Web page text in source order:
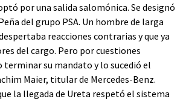
por una salida salomónica. Se designó
del grupo PSA. Un hombre de larga
reacciones contrarias y que ya
del cargo. Pero por cuestiones
terminar su mandato y lo sucedió el
Maier, titular de Mercedes-Benz.
la llegada de Ureta respetó el sistema